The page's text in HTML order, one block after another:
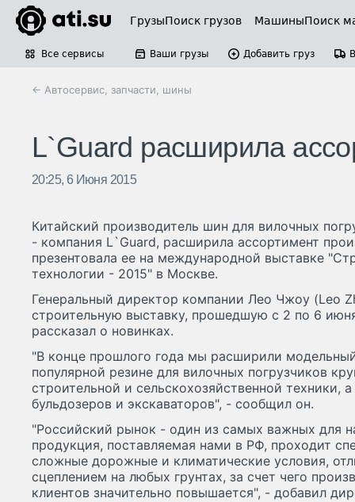
ГрузыПоиск грузов МашиныПоиск
Все сервисы Ваши грузы Добавить груз
← Автосервис, запчасти, шины
L`Guard расширила
20:25, 6 Июня 2015
Китайский производитель шин для вилочных
- компания L`Guard, расширила ассортимент
презентовала ее на международной выставке
технологии - 2015" в Москве.
Генеральный директор компании Лео Чжоу (Leo
строительную выставку, прошедшую с 2 по 6
рассказал о новинках.
"В конце прошлого года мы расширили
популярной резине для вилочных погрузчиков
строительной и сельскохозяйственной техники,
бульдозеров и экскаваторов", - сообщил он.
"Российский рынок - один из самых важных для
продукция, поставляемая нами в РФ, проходит
сложные дорожные и климатические условия,
сцеплением на любых грунтах, за счет чего
клиентов значительно повышается", - добавил